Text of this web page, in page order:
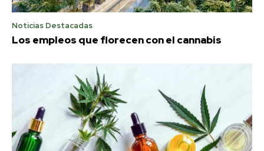
Noticias Destacadas
Los empleos que florecen con el cannabis